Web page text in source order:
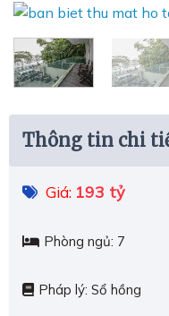
Thông tin chi
Giá: 193 tỷ
Phòng ngủ: 7
Pháp lý: Sổ hồng